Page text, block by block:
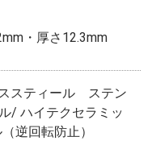
・厚さ12.3mm
スティール ステン
/ ハイテクセラミッ
逆回転防止）